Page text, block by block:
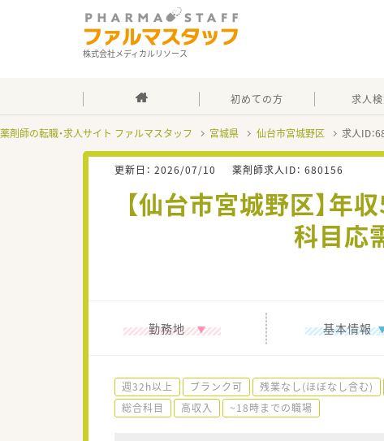
株式会社メディカルリソース
初めての方 求人
薬剤師の転職・求人サイト ファルマスタッフ 宮城県 仙台市宮城野区 求人ID：
更新日： 2026/07/10 薬剤師求人ID： 680156
【仙台市宮城野区】
科目応
勤務地 基本情報
週32h以上 ブランク可 残業なし(ほぼなし含む)
総合科目
高収入 ~18時までの職場